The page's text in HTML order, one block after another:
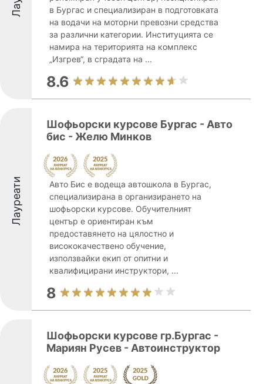
в Бургас и специализиран в подготовката
на водачи на моторни превозни средства
за различни категории. Институцията се
намира на територията на комплекс
„Изгрев“, в сградата на ...
8.6
Лауреати
Шофьорски курсове Бургас - Авто
бис - Желю Минков
Авто Бис е водеща автошкола в Бургас,
специализирана в организирането на
шофьорски курсове. Обучителният
център е ориентиран към
предоставянето на цялостно и
висококачествено обучение,
използвайки екип от опитни и
квалифицирани инструктори, ...
8
Шофьорски курсове гр.Бургас -
Мариян Русев - Автоинструктор